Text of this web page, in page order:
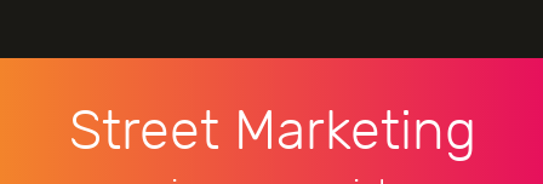
Street Marketing